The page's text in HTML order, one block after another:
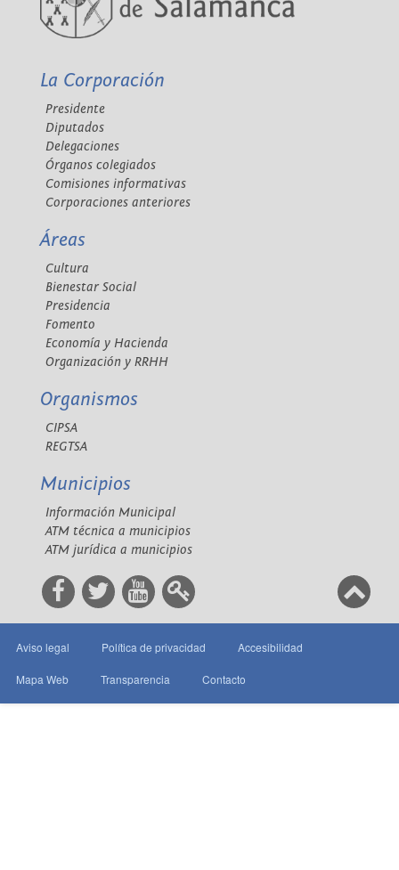
La Corporación
Presidente
Diputados
Delegaciones
Órganos colegiados
Comisiones informativas
Corporaciones anteriores
Áreas
Cultura
Bienestar Social
Presidencia
Fomento
Economía y Hacienda
Organización y RRHH
Organismos
CIPSA
REGTSA
Municipios
Información Municipal
ATM técnica a municipios
ATM jurídica a municipios
Aviso legal Política de privacidad Accesibilidad
Mapa Web Transparencia Contacto